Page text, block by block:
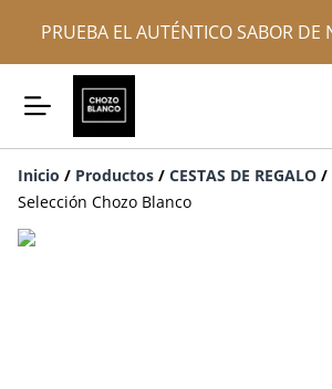
PRUEBA EL AUTÉNTICO SABOR DE
Inicio / Productos / CESTAS DE REGALO /
Selección Chozo Blanco